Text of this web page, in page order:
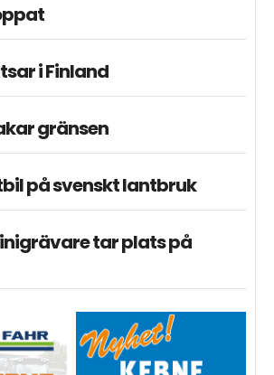
i Finland
gränsen
på svenskt lantbruk
tar plats på